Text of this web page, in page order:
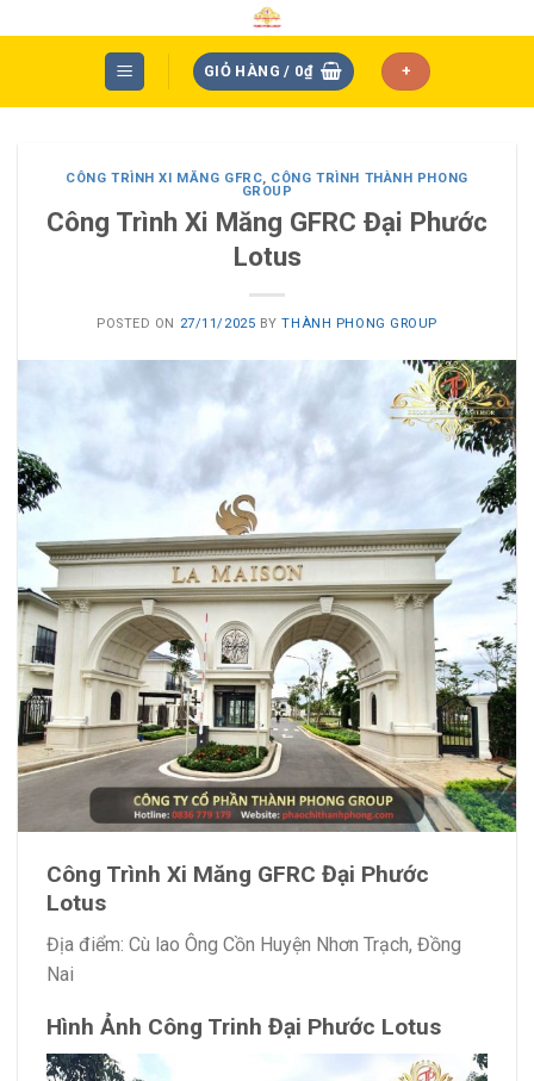
to
GIỎ HÀNG / 0₫ +
CÔNG TRÌNH XI MĂNG GFRC, CÔNG TRÌNH THÀNH PHONG
GROUP
Công Trình Xi Măng GFRC Đại Phước
Lotus
POSTED ON 27/11/2025 BYTHÀNH PHONG GROUP
Công Trình Xi Măng GFRC Đại Phước
Lotus
Địa điểm: Cù lao Ông Cồn Huyện Nhơn Trạch, Đồng
Nai
Hình Ảnh Công Trinh Đại Phước Lotus